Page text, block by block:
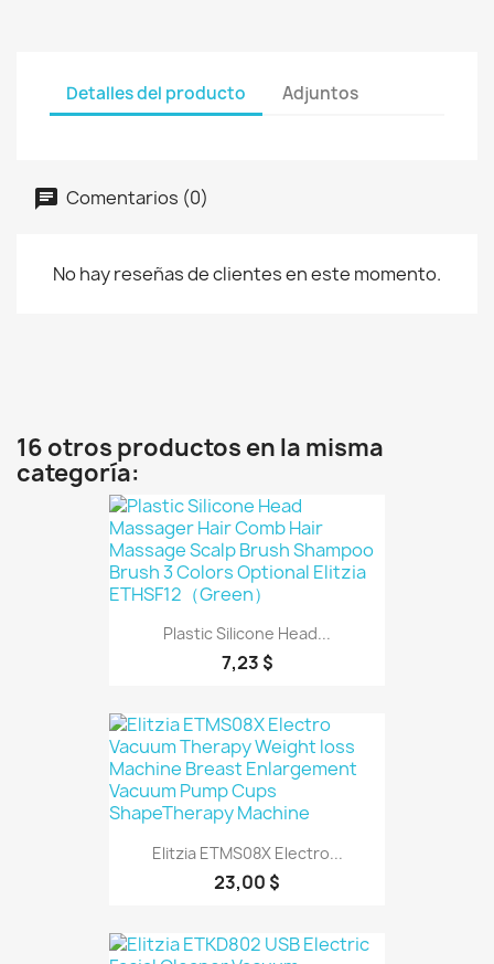
Detalles del producto Adjuntos
Comentarios (0)
No hay reseñas de clientes en este momento.
16 otros productos en la misma
categoría:
Plastic Silicone Head...
7,23 $
Elitzia ETMS08X Electro...
23,00 $